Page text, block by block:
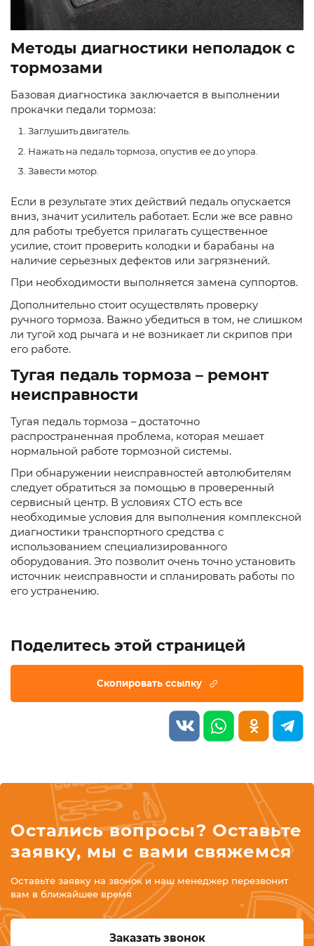
Методы диагностики неполадок с
тормозами
Базовая диагностика заключается в выполнении
прокачки педали тормоза:
Заглушить двигатель.
Нажать на педаль тормоза, опустив ее до упора.
Завести мотор.
Если в результате этих действий педаль опускается
вниз, значит усилитель работает. Если же все равно
для работы требуется прилагать существенное
усилие, стоит проверить колодки и барабаны на
наличие серьезных дефектов или загрязнений.
При необходимости выполняется замена суппортов.
Дополнительно стоит осуществлять проверку
ручного тормоза. Важно убедиться в том, не слишком
ли тугой ход рычага и не возникает ли скрипов при
его работе.
Тугая педаль тормоза – ремонт
неисправности
Тугая педаль тормоза – достаточно
распространенная проблема, которая мешает
нормальной работе тормозной системы.
При обнаружении неисправностей автолюбителям
следует обратиться за помощью в проверенный
сервисный центр. В условиях СТО есть все
необходимые условия для выполнения комплексной
диагностики транспортного средства с
использованием специализированного
оборудования. Это позволит очень точно установить
источник неисправности и спланировать работы по
его устранению.
Поделитесь этой страницей
Остались вопросы? Оставьте
заявку, мы с вами свяжемся
Оставьте заявку на звонок и наш менеджер перезвонит
вам в ближайшее время
Заказать звонок